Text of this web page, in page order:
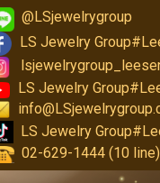
@LSjewelrygroup
LS Jewelry
LS Jewelry
LS Jewelry
02-629-1444 (10